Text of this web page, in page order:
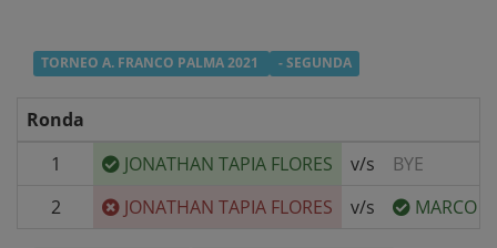
TORNEO A. FRANCO PALMA 2021 - SEGUNDA
Ronda
1
JONATHAN TAPIA FLORES v/s
BYE
2
JONATHAN TAPIA FLORES v/s MARCO